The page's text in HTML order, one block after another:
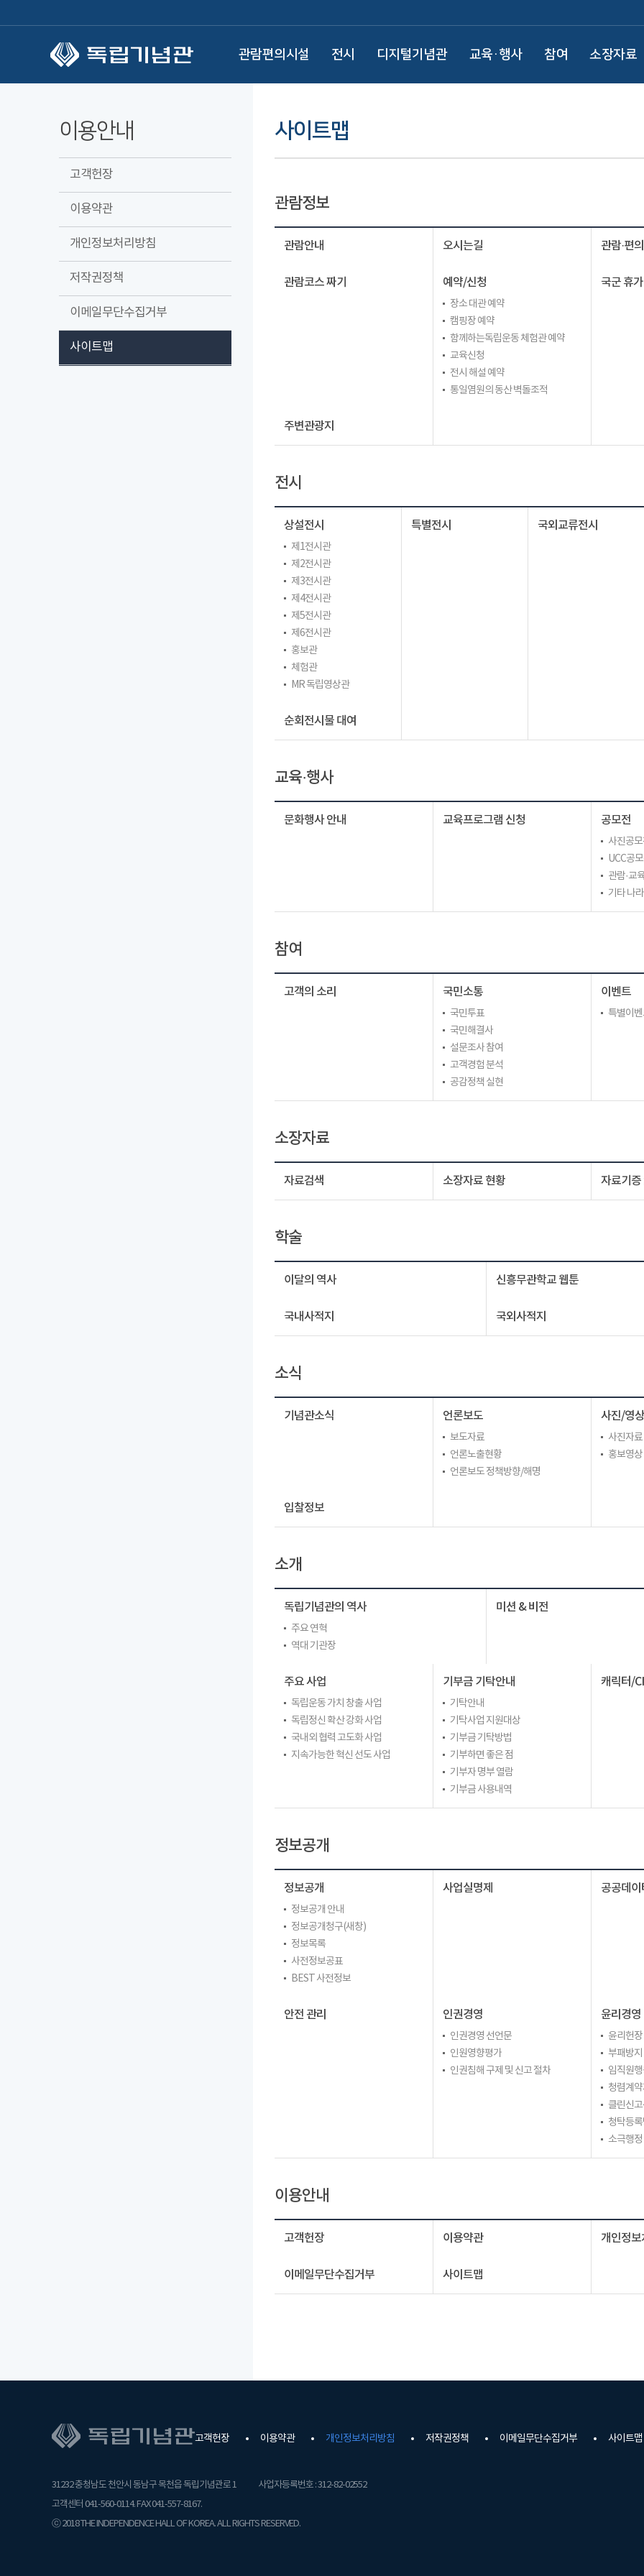
관람편의시설 전시 디지털기념관 교육·행사 참여 소장자료
이용안내
고객헌장
이용약관
개인정보처리방침
저작권정책
이메일무단수집거부
사이트맵
사이트맵
관람정보
관람안내 오시는길 관람·편
관람코스 짜기 예약/신청
장소 대관 예약
캠핑장 예약
함께하는독립운동 체험관 예약
교육신청
전시 해설 예약
통일염원의 동산 벽돌조적
국군 휴
주변관광지
전시
상설전시
제1전시관
제2전시관
제3전시관
제4전시관
제5전시관
제6전시관
홍보관
체험관
MR 독립영상관
특별전시 국외교류전시
순회전시물 대여
교육·행사
문화행사 안내 교육프로그램 신청 공모전
사진공모
UCC공
관람·교
기타 나
참여
고객의 소리 국민소통
국민투표
국민해결사
설문조사 참여
고객경험 분석
공감정책 실현
이벤트
특별이
소장자료
자료검색 소장자료 현황 자료기증
학술
이달의 역사 신흥무관학교 웹툰
국내사적지 국외사적지
소식
기념관소식 언론보도
보도자료
언론노출현황
언론보도 정책방향/해명
사진/영상
사진자료
홍보영상
입찰정보
소개
독립기념관의 역사
주요 연혁
역대 기관장
미션 & 비전
주요 사업
독립운동 가치 창출 사업
독립정신 확산 강화 사업
국내외 협력 고도화 사업
지속가능한 혁신 선도 사업
기부금 기탁안내
기탁안내
기탁사업 지원대상
기부금 기탁방법
기부하면 좋은 점
기부자 명부 열람
기부금 사용내역
캐릭터/
정보공개
정보공개
정보공개 안내
정보공개청구(새창)
정보목록
사전정보공표
BEST 사전정보
사업실명제 공공데
안전 관리 인권경영
인권경영 선언문
인원영향평가
인권침해 구제 및 신고 절차
윤리경영
윤리헌장
부패방
임직원
청렴계약
클린신고
청탁등
소극행정
이용안내
고객헌장 이용약관 개인정보
이메일무단수집거부 사이트맵
고객헌장 이용약관 개인정보처리방침 저작권정책 이메일무단수집거부 사이트맵
31232 충청남도 천안시 동남구 목천읍 독립기념관로 1
사업자등록번호 : 312-82-02552
고객센터 041-560-0114. FAX 041-557-8167.
ⓒ 2018 THE INDEPENDENCE HALL OF KOREA. ALL RIGHTS RESERVED.